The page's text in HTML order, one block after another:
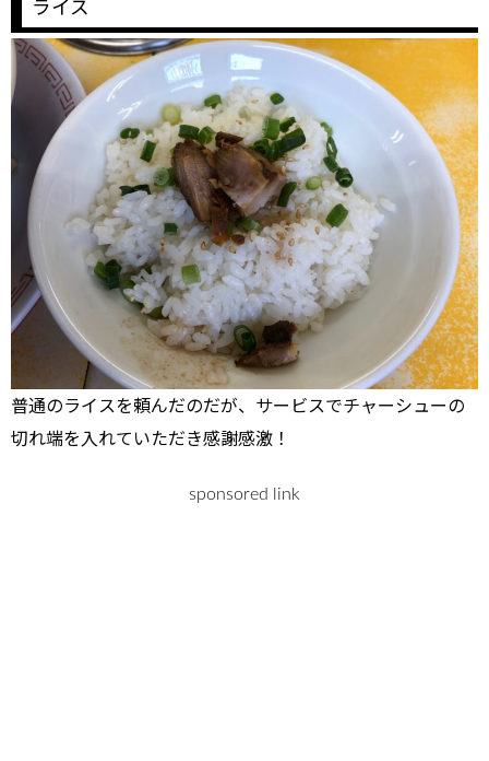
ライス
普通のライスを頼んだのだが、サービスでチャーシューの
切れ端を入れていただき感謝感激！
sponsored link